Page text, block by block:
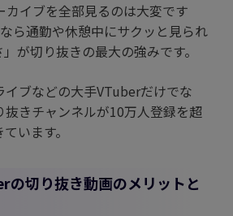
カイブを全部見るのは大変です
ら通勤や休憩中にサクッと見られ
が切り抜きの最大の強みです。
イブなどの大手VTuberだけでな
抜きチャンネルが10万人登録を超
います。
の切り抜き動画のメリットと